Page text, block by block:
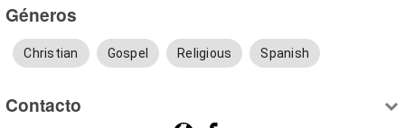
Géneros
Christian Gospel Religious Spanish
Contacto